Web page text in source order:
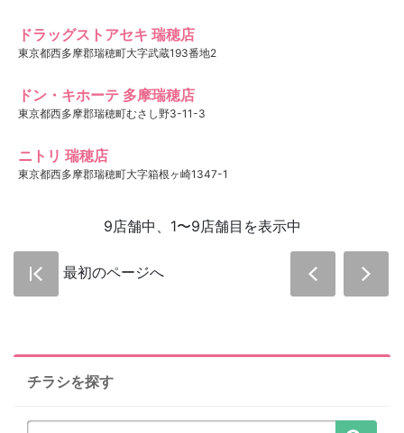
ドラッグストアセキ 瑞穂店
東京都西多摩郡瑞穂町大字武蔵193番地2
ドン・キホーテ 多摩瑞穂店
東京都西多摩郡瑞穂町むさし野3-11-3
ニトリ 瑞穂店
東京都西多摩郡瑞穂町大字箱根ヶ崎1347-1
9店舗中、1〜9店舗目を表示中
最初のページへ
チラシを探す